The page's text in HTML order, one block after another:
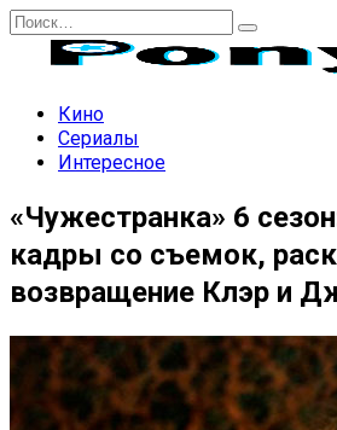
Перейти
содержанию
Search
Кино
Сериалы
Интересное
«Чужестранка» 6
кадры со съемок,
возвращение Клэр и